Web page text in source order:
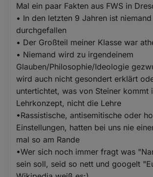
Mal ein paar Fakten aus FWS in
• In den letzten 9 Jahren ist
durchgefallen
• Der Großteil meiner Klasse war
• Niemand wird zu irgendeinem
Glauben/Philosophie/Ideologie
wird auch nicht gesondert erklärt
untertichtet, was von Steiner kommt
Lehrkonzept, nicht die Lehre
•Rassistische, antisemitische oder
Einstellungen, hatten bei uns nie
mal so am Rande
•Wer sich noch immer fragt was
sein soll, seid so nett und googelt